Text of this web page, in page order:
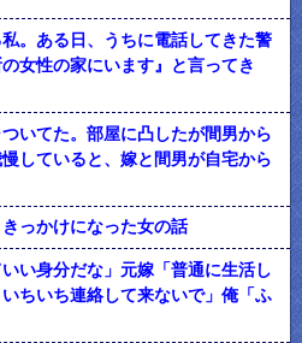
。ある日、うちに電話してきた警
女性の家にいます』と言ってき
いてた。部屋に凸したが間男から
していると、嫁と間男が自宅から
っかけになった女の話
い身分だな」元嫁「普通に生活し
ちいち連絡して来ないで」俺「ふ